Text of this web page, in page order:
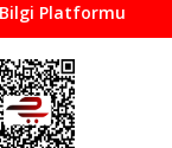
Platformu